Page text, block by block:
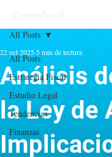
All Posts
Estrategia Fiscal
Estudio Legal
Tendencias
Finanzas
All Posts
Análisis
la Ley de
22 oct 2025 5 min de lectura